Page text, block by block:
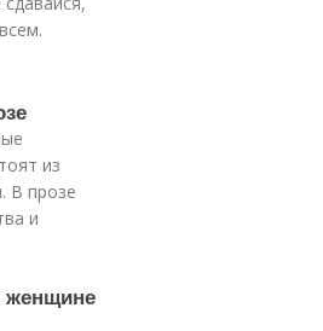
из
В прозе
и
женщине